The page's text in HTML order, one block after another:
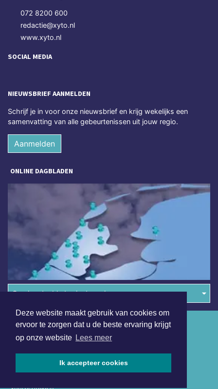
Deze website maakt gebruik van cookies om
ervoor te zorgen dat u de beste ervaring krijgt
op onze website Lees meer
Ik accepteer cookies
072 8200 600
redactie@xyto.nl
www.xyto.nl
SOCIAL MEDIA
NIEUWSBRIEF AANMELDEN
Schrijf je in voor onze nieuwsbrief en krijg wekelijks een
samenvatting van alle gebeurtenissen uit jouw regio.
Aanmelden
ONLINE DAGBLADEN
Overige dagbladen in de regio
voorbehouden
Algemene voorwaarden
Disclaimer